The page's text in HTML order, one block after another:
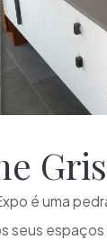
é uma
seus espaços